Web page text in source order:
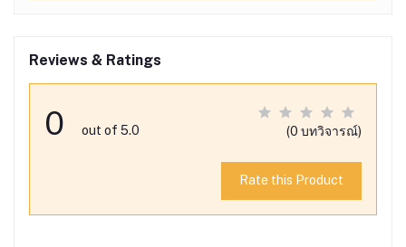
Reviews & Ratings
0 out of 5.0 (0 บทวิจารณ์)
Rate this Product